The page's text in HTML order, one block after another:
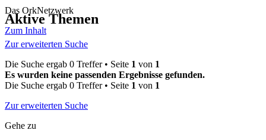
Das OrkNetzwerk
Zum Inhalt
Aktive Themen
Zur erweiterten Suche
Die Suche ergab 0 Treffer • Seite 1 von 1
Es wurden keine passenden Ergebnisse gefunden.
Die Suche ergab 0 Treffer • Seite 1 von 1
Zur erweiterten Suche
Gehe zu